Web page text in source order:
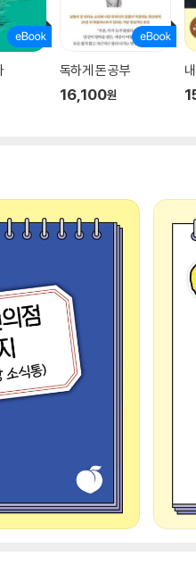
독하게 돈 공부
16,100원